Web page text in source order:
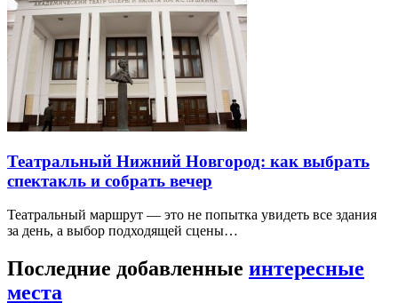
Театральный Нижний Новгород: как выбрать
спектакль и собрать вечер
Театральный маршрут — это не попытка увидеть все здания
за день, а выбор подходящей сцены…
Последние добавленные интересные
места